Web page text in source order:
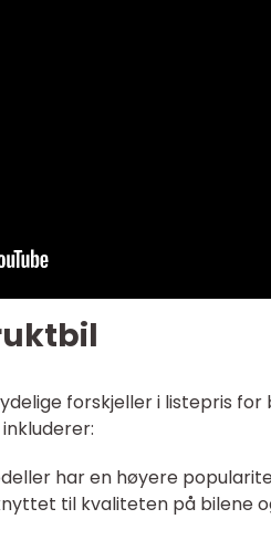
forskjeller i listepris for
har en høyere
til kvaliteten på bilene